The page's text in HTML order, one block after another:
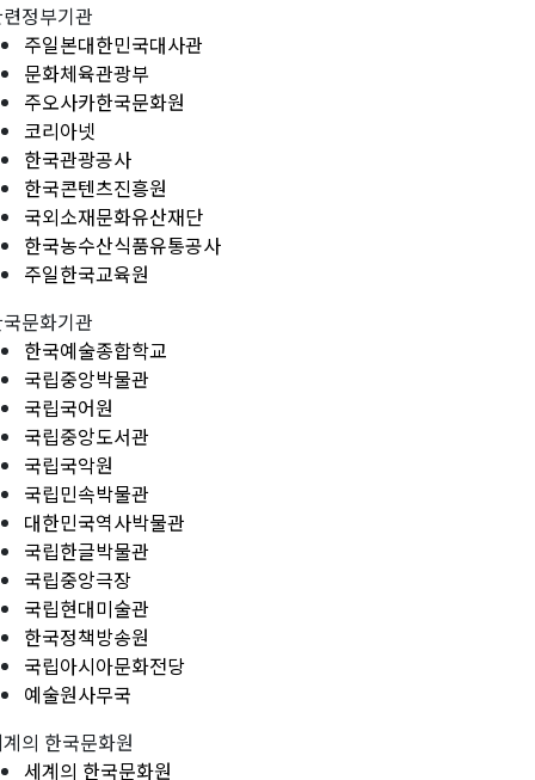
정부기관
주일본대한민국대사관
문화체육관광부
주오사카한국문화원
코리아넷
한국관광공사
한국콘텐츠진흥원
국외소재문화유산재단
한국농수산식품유통공사
주일한국교육원
문화기관
한국예술종합학교
국립중앙박물관
국립국어원
국립중앙도서관
국립국악원
국립민속박물관
대한민국역사박물관
국립한글박물관
국립중앙극장
국립현대미술관
한국정책방송원
국립아시아문화전당
예술원사무국
의 한국문화원
세계의 한국문화원